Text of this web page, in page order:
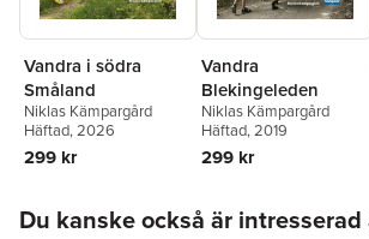
Vandra i södra
Småland
Niklas Kämpargård
Häftad, 2026
299 kr
Vandra
Blekingeleden
Niklas Kämpargård
Häftad, 2019
299 kr
Du kanske också är intresserad